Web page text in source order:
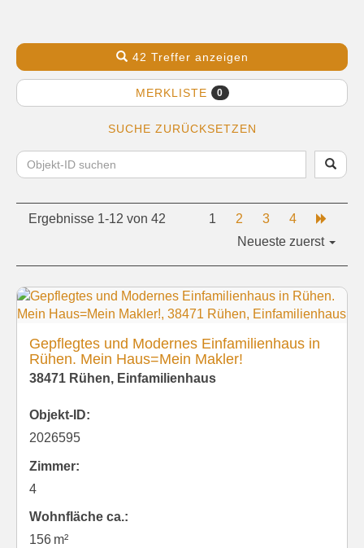
42 Treffer anzeigen
MERKLISTE 0
SUCHE ZURÜCKSETZEN
Ergebnisse 1-12 von 42 1 2 3
4
Neueste zuerst
Gepflegtes und Modernes Einfamilienhaus in
Rühen. Mein Haus=Mein Makler!
38471 Rühen, Einfamilienhaus
Objekt-ID:
2026595
Zimmer:
4
Wohnfläche ca.:
156 m²